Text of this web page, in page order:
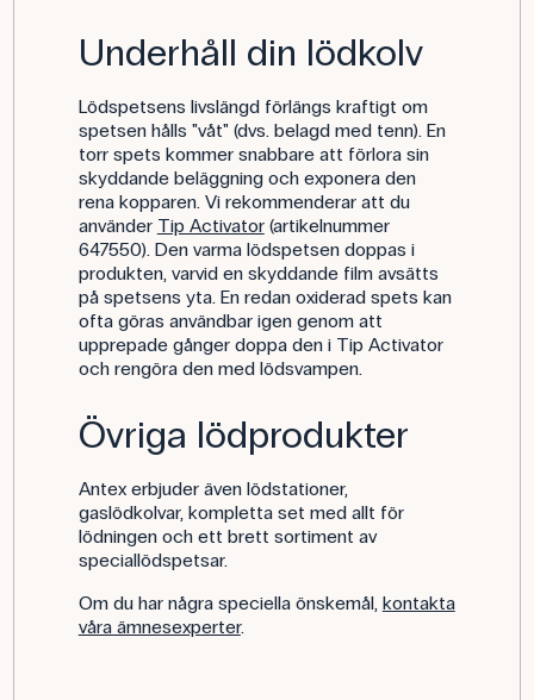
Underhåll din lödkolv
Lödspetsens livslängd förlängs kraftigt om
spetsen hålls "våt" (dvs. belagd med tenn). En
torr spets kommer snabbare att förlora sin
skyddande beläggning och exponera den
rena kopparen. Vi rekommenderar att du
använder Tip Activator(artikelnummer
647550). Den varma lödspetsen doppas i
produkten, varvid en skyddande film avsätts
på spetsens yta. En redan oxiderad spets kan
ofta göras användbar igen genom att
upprepade gånger doppa den i Tip Activator
och rengöra den med lödsvampen.
Övriga lödprodukter
Antex erbjuder även lödstationer,
gaslödkolvar, kompletta set med allt för
lödningen och ett brett sortiment av
speciallödspetsar.
Om du har några speciella önskemål, kontakta
våra ämnesexperter.